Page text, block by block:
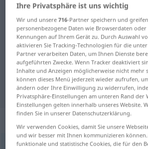
Deutsch-Französisch Wörterbuch
Deutsch-Französisch
für "Generosität"
"Generosität"
Übersetzung
„Generosität“:
Generosität [genəroziˈtɛːt]f <
Ihre Privatsphäre ist uns wichtig
Wir und unsere716-Partner speichern und
personenbezogene Daten wie Browserdaten
Kennungen auf Ihrem Gerät zu. Durch Auswahl
aktivieren Sie Tracking-Technologien für die
Partner verarbeiten Daten, um Ihnen Dienste
aufgeführten Zwecke. Wenn Tracker deaktiviert
Inhalte und Anzeigen möglicherweise nicht mehr
können dieses Menü jederzeit wieder aufrufen,
ändern oder Ihre Einwilligung zu widerrufen,
Privatsphäre-Einstellungen am unteren Rand der
Einstellungen gelten innerhalb unseres Website.
finden Sie in unserer Datenschutzerklärung.
Wir verwenden Cookies, damit Sie unsere
und wir besser mit Ihnen kommunizieren
funktionale und statistische Cookies, die für den